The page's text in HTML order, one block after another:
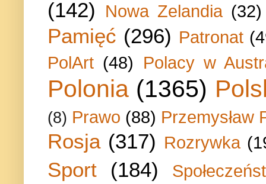
(142) Nowa Zelandia (32)
Pamięć (296) Patronat
PolArt (48) Polacy w
Polonia (1365)
(8) Prawo (88) Przemysław
Rosja (317) Rozrywka
Sport (184)